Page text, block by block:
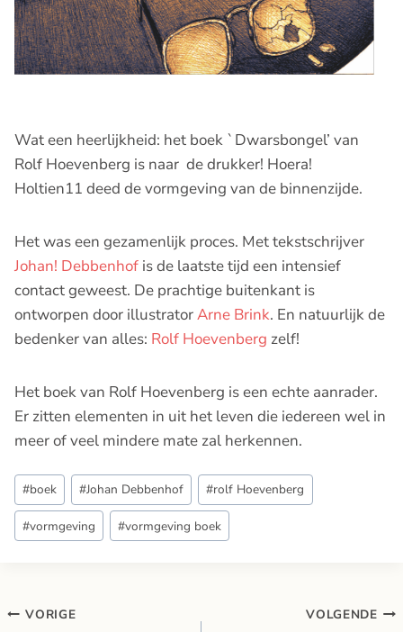
Wat een heerlijkheid: het boek `Dwarsbongel’ van
Rolf Hoevenberg is naar de drukker! Hoera!
Holtien11 deed de vormgeving van de binnenzijde.
Het was een gezamenlijk proces. Met tekstschrijver
Johan! Debbenhof is de laatste tijd een intensief
contact geweest. De prachtige buitenkant is
ontworpen door illustratorArne Brink. En natuurlijk de
bedenker van alles: Rolf Hoevenberg zelf!
Het boek van Rolf Hoevenberg is een echte aanrader.
Er zitten elementen in uit het leven die iedereen wel in
meer of veel mindere mate zal herkennen.
Bericht
tags:
#boek #Johan Debbenhof #rolf Hoevenberg
#vormgeving #vormgeving boek
Bericht
VORIGE VOLGENDE